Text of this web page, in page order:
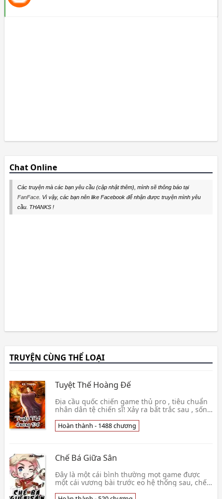
Chat Online
Các truyện mà các bạn yêu cầu (cập nhật thêm), mình sẽ thông báo tại
FanFace. Vì vậy, các bạn nên like Facebook để nhận được truyện mình yêu
cầu. THANKS !
TRUYỆN CÙNG THỂ LOẠI
Tuyệt Thế Hoàng Đế
Địa cầu quốc chiến game thủ pro , tiêu chuẩn
nhân dân tệ chiến sĩ! Xảy ra bất trắc sau , sống
bên trong , loại trừ thiên phú tu luyện tốt một
chút , lại k
Hoàn thành - 1488 chương
Chế Bá Giữa Sân
Đây là một cái bình thường mọt game được
một cái vương bài trước eo hệ thống sau, chế